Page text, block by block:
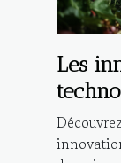
Les